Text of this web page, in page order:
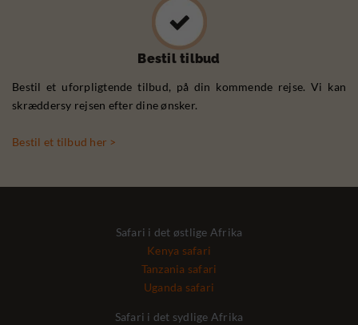
Bestil tilbud
Bestil et uforpligtende tilbud, på din kommende rejse. Vi kan
skræddersy rejsen efter dine ønsker.
Bestil et tilbud her >
Safari i det østlige Afrika
Kenya safari
Tanzania safari
Uganda safari
Safari i det sydlige Afrika